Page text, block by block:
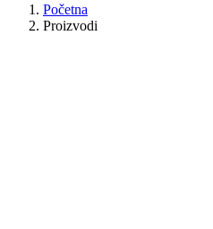
Početna
Proizvodi